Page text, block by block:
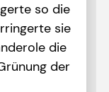
so die
sie
die
der